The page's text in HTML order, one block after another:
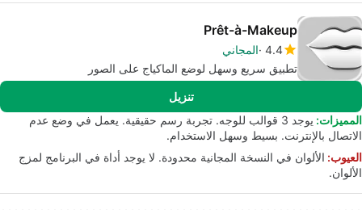
Prêt-à-Makeup
4.4 المجاني
تطبيق سريع وسهل لوضع الماكياج على الصور
تنزيل
المميزات:
يوجد 3 قوالب للوجه. تجربة رسم حقيقية. يعمل في وضع عدم
الاتصال بالإنترنت. بسيط وسهل الاستخدام.
العيوب: الألوان في النسخة المجانية محدودة. لا يوجد أداة في البرنامج لمزج
الألوان.